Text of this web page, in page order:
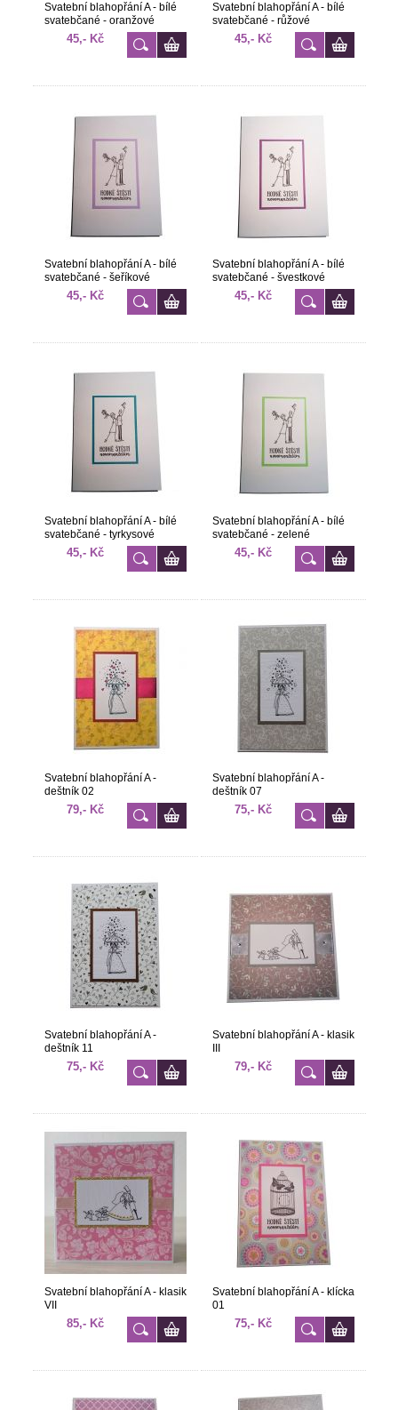
Svatební blahopřání A - bílé
svatebčané - oranžové
45,- Kč
Svatební blahopřání A - bílé
svatebčané - růžové
45,- Kč
Svatební blahopřání A - bílé
svatebčané - šeříkové
45,- Kč
Svatební blahopřání A - bílé
svatebčané - švestkové
45,- Kč
Svatební blahopřání A - bílé
svatebčané - tyrkysové
45,- Kč
Svatební blahopřání A - bílé
svatebčané - zelené
45,- Kč
Svatební blahopřání A -
deštník 02
79,- Kč
Svatební blahopřání A -
deštník 07
75,- Kč
Svatební blahopřání A -
deštník 11
75,- Kč
Svatební blahopřání A - klasik
79,- Kč
Svatební blahopřání A - klasik
VII
85,- Kč
Svatební blahopřání A - klícka
01
75,- Kč